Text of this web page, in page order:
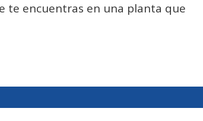
te encuentras en una planta que